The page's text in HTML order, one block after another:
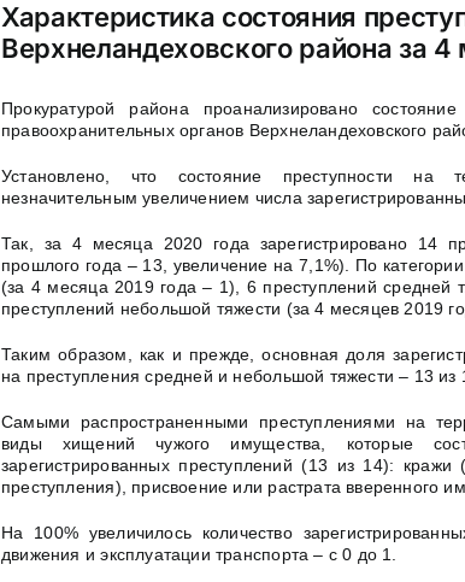
Характеристика состояния
Верхнеландеховского района за
Прокуратурой района проанализировано
правоохранительных органов Верхнеландеховского
Установлено, что состояние преступности на
незначительным увеличением числа
Так, за 4 месяца 2020 года зарегистрировано 14
прошлого года – 13, увеличение на 7,1%). По
(за 4 месяца 2019 года – 1), 6 преступлений средней
преступлений небольшой тяжести (за 4 месяцев 2019
Таким образом, как и прежде, основная доля
на преступления средней и небольшой тяжести – 13 из
Самыми распространенными преступлениями на
виды хищений чужого имущества, которые
зарегистрированных преступлений (13 из 14):
преступления), присвоение или растрата вверенного
На 100% увеличилось количество
движения и эксплуатации транспорта – с 0 до 1.